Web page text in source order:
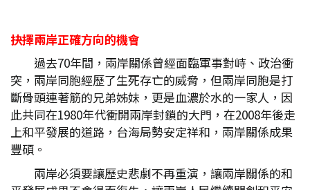
抉擇兩岸正確方向的機會
過去70年間，兩岸關係曾經面臨軍事對峙、政治衝
突，兩岸同胞經歷了生死存亡的威脅，但兩岸同胞是打
斷骨頭連著筋的兄弟姊妹，更是血濃於水的一家人，因
此共同在1980年代衝開兩岸封鎖的大門，在2008年後走
上和平發展的道路，台海局勢安定祥和，兩岸關係成果
豐碩。
兩岸必須要讓歷史悲劇不再重演，讓兩岸關係的和